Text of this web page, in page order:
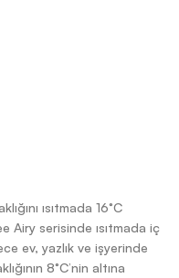
ısıtmada 16°C
Airy serisinde ısıtmada iç
ev, yazlık ve işyerinde
8°C’nin altına